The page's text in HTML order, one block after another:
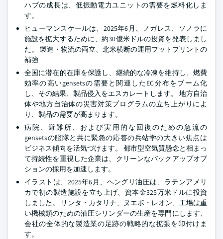
ハブの成長は、低振動電力ユニットの需要を燃料化しま
す。
ヒューマンスケールは、2025年6月、ノガレス、ソノラに
施設を拡大するために、約30億米ドルの投資を発表しまし
た。 製造・物流の両立、北米横断の運用フットプリントの
補強
全国に潜在的在庫を保護し、継続的な冷凍を維持し、燃費
効率の高いgensetsの需要と関連したEC分布をブーム化
し、その結果、製品侵入をエスカレートします。 地方自治
体や地方自治体の災害対策プログラムの立ち上がりによ
り、製品の需要が高まります。
病院、避難所、および実用的な回復のための急流の
gensetsの艦隊と共に緊急の応答の兵站学の大きい焦点は
ビジネス傾向を活気づけます。 都市型空気質懸念と相まっ
て持続性を重視した企業は、クリーンなバックアップオプ
ションの採用を加速します。
イラストは、2025年6月、ヘングリ油圧は、ラテンアメリ
カで初の製造施設を立ち上げ、資本金325万米ドルに投資
しました。 サンタ・カタリナ、ヌエボ・レオン、工場は重
い機械類のための油圧シリンダーの生産を専門にします、
会社の全体的な製造業の足跡の戦略的な拡張を印付けま
す。